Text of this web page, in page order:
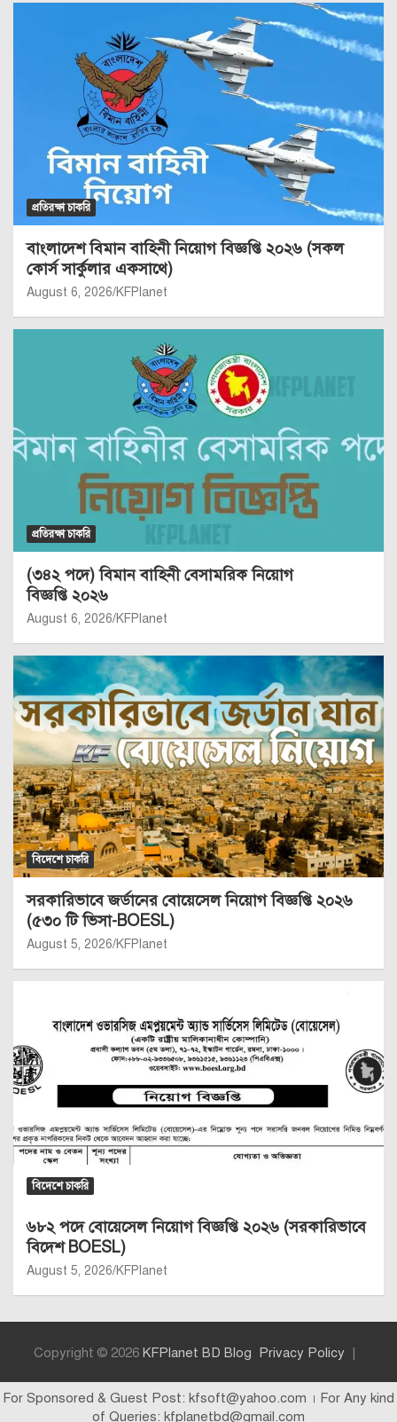
প্রতিরক্ষা চাকরি
বাংলাদেশ বিমান বাহিনী নিয়োগ বিজ্ঞপ্তি ২০২৬ (সকল
কোর্স সার্কুলার একসাথে)
August 6, 2026 KFPlanet
প্রতিরক্ষা চাকরি
(৩৪২ পদে) বিমান বাহিনী বেসামরিক নিয়োগ
বিজ্ঞপ্তি ২০২৬
August 6, 2026 KFPlanet
বিদেশে চাকরি
সরকারিভাবে জর্ডানের বোয়েসেল নিয়োগ বিজ্ঞপ্তি ২০২৬
(৫৩০ টি ভিসা-BOESL)
August 5, 2026 KFPlanet
বিদেশে চাকরি
৬৮২ পদে বোয়েসেল নিয়োগ বিজ্ঞপ্তি ২০২৬ (সরকারিভাবে
বিদেশ BOESL)
August 5, 2026 KFPlanet
Copyright © 2026 KFPlanet BD Blog Privacy Policy
For Sponsored & Guest Post: kfsoft@yahoo.com । For Any kind
of Queries: kfplanetbd@gmail.com